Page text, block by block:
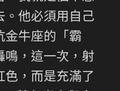
。他必須用自己
金牛座的「霸
鳴，這一次，射
，而是充滿了